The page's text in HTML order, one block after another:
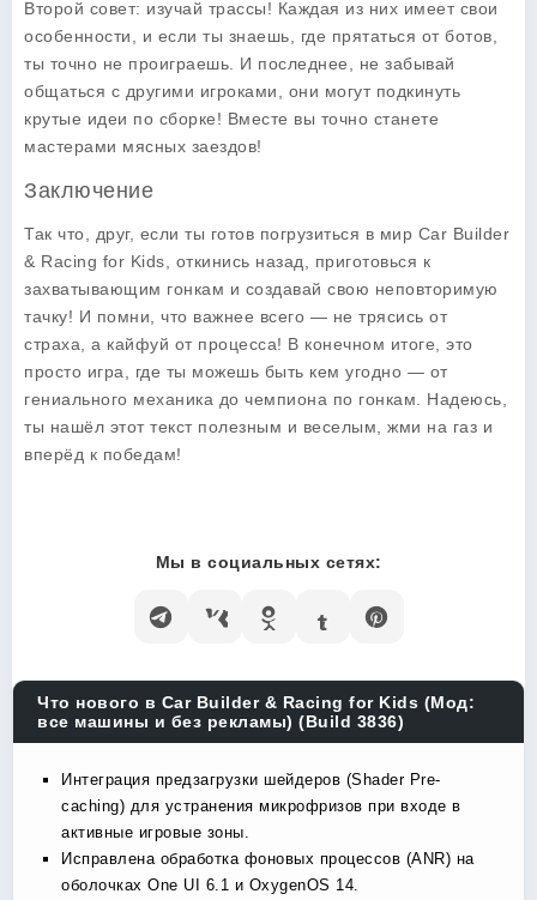
Второй совет: изучай трассы! Каждая из них имеет свои
особенности, и если ты знаешь, где прятаться от ботов,
ты точно не проиграешь. И последнее, не забывай
общаться с другими игроками, они могут подкинуть
крутые идеи по сборке! Вместе вы точно станете
мастерами мясных заездов!
Заключение
Так что, друг, если ты готов погрузиться в мир Car Builder
& Racing for Kids , откинись назад, приготовься к
захватывающим гонкам и создавай свою неповторимую
тачку! И помни, что важнее всего — не трясись от
страха, а кайфуй от процесса! В конечном итоге, это
просто игра, где ты можешь быть кем угодно — от
гениального механика до чемпиона по гонкам. Надеюсь,
ты нашёл этот текст полезным и веселым, жми на газ и
вперёд к победам!
Мы в социальных сетях:
Что нового в Car Builder & Racing for Kids (Мод:
все машины и без рекламы) (Build 3836)
Интеграция предзагрузки шейдеров (Shader Pre-
caching) для устранения микрофризов при входе в
активные игровые зоны.
Исправлена обработка фоновых процессов (ANR) на
оболочках One UI 6.1 и OxygenOS 14.